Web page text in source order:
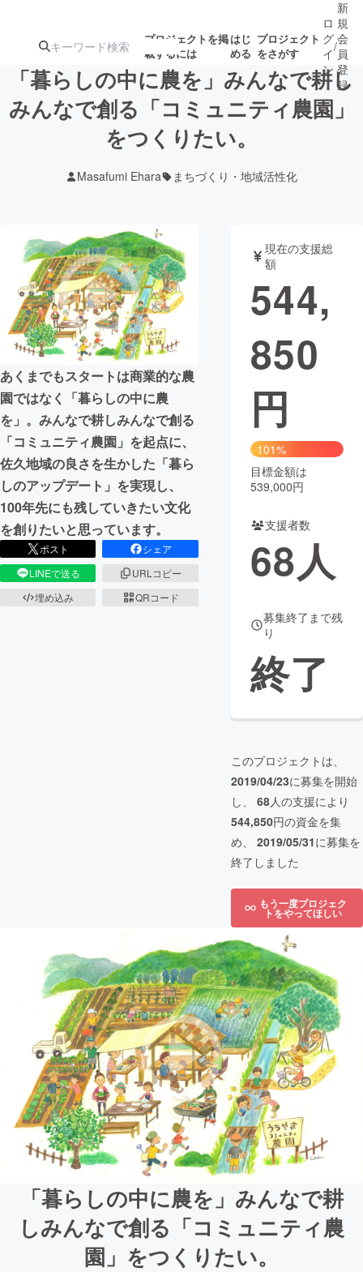
プロジェクトを掲
載するには
はじ
める
プロジェクト
をさがす
注目のリ 注目の新着プロ
ジェクト
募集終了が近いプ
テクノロジー・ガジェット
映像・映画 書籍・雑誌
ビジネス・起業 チャレンジ
まちづくり・地域活性化
CAMPFIRE for Social Good
CAMPFIRE Creation
CAMPFIREふるさと納税machi-ya コミュニティ
ロ
グ
イ
ン
/
新
規
会
員
登
録
「暮らしの中に農を」みんなで耕し
みんなで創る「コミュニティ農園」
をつくりたい。
Masafumi Ehara まちづくり・地域活性化
あくまでもスタートは商業的な農
園ではなく「暮らしの中に農
を」。みんなで耕しみんなで創る
「コミュニティ農園」を起点に、
佐久地域の良さを生かした「暮ら
しのアップデート」を実現し、
100年先にも残していきたい文化
を創りたいと思っています。
ポスト
シェア
LINEで送る
URLコピー
埋め込み
QRコード
現在の支援総
額
544,
850
円
101%
目標金額は
539,000円
支援者数
68人
募集終了まで残
り
終了
このプロジェクトは、
2019/04/23に募集を開始
し、 68人の支援により
544,850円の資金を集
め、 2019/05/31に募集を
終了しました
もう一度プロジェク
トをやってほしい
「暮らしの中に農を」みんなで耕
しみんなで創る「コミュニティ農
園」をつくりたい。